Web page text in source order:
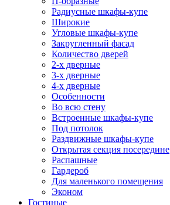
Радиусные шкафы-купе
Широкие
Угловые шкафы-купе
Закругленный фасад
Количество дверей
2-х дверные
3-х дверные
4-х дверные
Особенности
Во всю стену
Встроенные шкафы-купе
Под потолок
Раздвижные шкафы-купе
Открытая секция посередине
Распашные
Гардероб
Для маленького помещения
Эконом
Гостиные